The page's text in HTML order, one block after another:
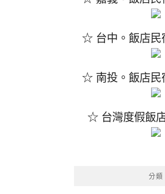
☆ 台中。飯店
☆ 南投。飯店
☆ 台灣度假飯
分類